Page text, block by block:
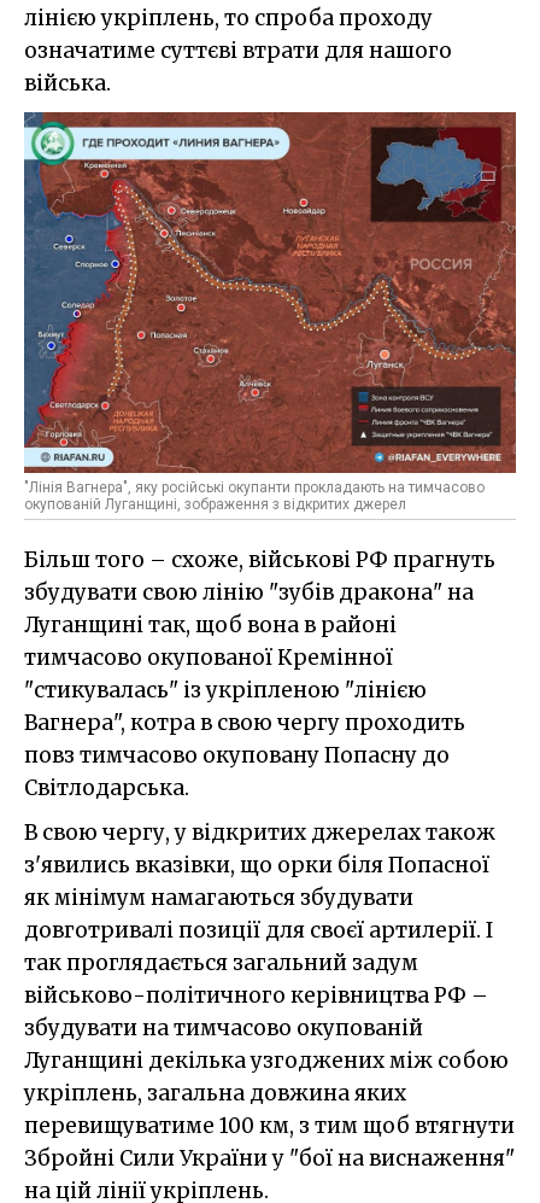
лінією укріплень, то спроба проходу
означатиме суттєві втрати для нашого
війська.
"Лінія Вагнера", яку російські окупанти прокладають на тимчасово
окупованій Луганщині, зображення з відкритих джерел
Більш того – схоже, військові РФ прагнуть
збудувати свою лінію "зубів дракона" на
Луганщині так, щоб вона в районі
тимчасово окупованої Кремінної
"стикувалась" із укріпленою "лінією
Вагнера", котра в свою чергу проходить
повз тимчасово окуповану Попасну до
Світлодарська.
В свою чергу, у відкритих джерелах також
з'явились вказівки, що орки біля Попасної
як мінімум намагаються збудувати
довготривалі позиції для своєї артилерії. І
так проглядається загальний задум
військово-політичного керівництва РФ –
збудувати на тимчасово окупованій
Луганщині декілька узгоджених між собою
укріплень, загальна довжина яких
перевищуватиме 100 км, з тим щоб втягнути
Збройні Сили України у "бої на виснаження"
на цій лінії укріплень.